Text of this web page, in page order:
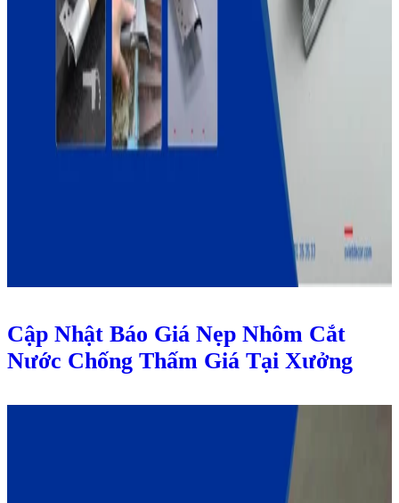
Cập Nhật Báo Giá Nẹp Nhôm Cắt
Nước Chống Thấm Giá Tại Xưởng